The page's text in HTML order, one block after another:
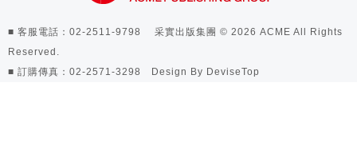
■ 客服電話：02-2511-9798 采實出版集團 © 2026 ACME All Rights
Reserved.
■ 訂購傳真：02-2571-3298 Design By DeviseTop